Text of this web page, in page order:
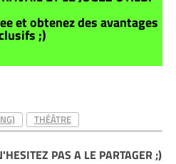
et obtenez des avantages
;)
THÉÂTRE
PAS A LE PARTAGER ;)